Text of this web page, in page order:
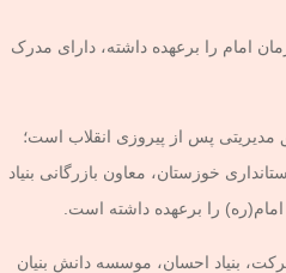
۱۳۸۶ ریاست ستاد اجرایی فرمان امام را برعهده داشته، دارای مدرک
مدیریتی پس از پیروزی انقلاب است؛
خوزستان، معاون بازرگانی بنیاد
بنیاد احسان، موسسه دانش بنیان